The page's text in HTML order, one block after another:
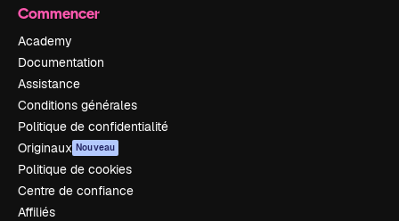
Commencer
Academy
Documentation
Assistance
Conditions générales
Politique de confidentialité
Originaux Nouveau
Politique de cookies
Centre de confiance
Affiliés